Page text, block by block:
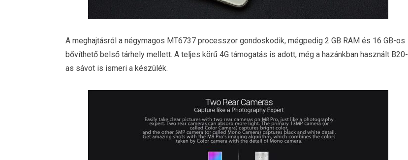
A meghajtásról a négymagos MT6737 processzor gondoskodik, mégpedig 2 GB RAM és 16 GB-os
bővíthető belső tárhely mellett. A teljes körű 4G támogatás is adott, még a hazánkban használt B20-
as sávot is ismeri a készülék.